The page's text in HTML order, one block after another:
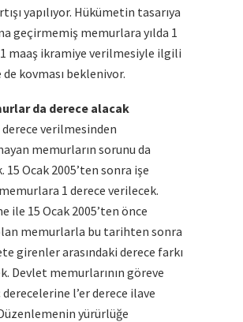
yapılıyor. Hükümetin tasarıya
geçirmemiş memurlara yılda 1
1 maaş ikramiye verilmesiyle ilgili
kovması beklenivor.
da derece alacak
derece verilmesinden
memurların sorunu da
15 Ocak 2005’ten sonra işe
1 derece verilecek.
ile 15 Ocak 2005’ten önce
memurlarla bu tarihten sonra
girenler arasındaki derece farkı
Devlet memurlarının göreve
derecelerine l’er derece ilave
yürürlüğe